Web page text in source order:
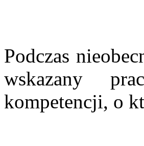
Podczas
wskazany
kompetencji, o